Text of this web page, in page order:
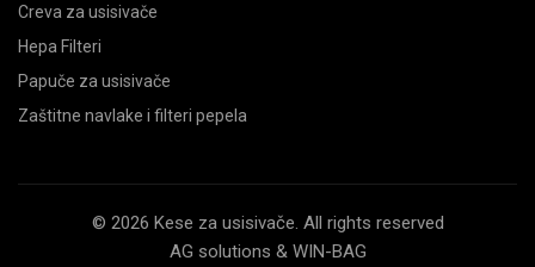
Creva za usisivače
Hepa Filteri
Papuče za usisivače
Zaštitne navlake i filteri pepela
© 2026 Kese za usisivače. All rights reserved
AG solutions & WIN-BAG